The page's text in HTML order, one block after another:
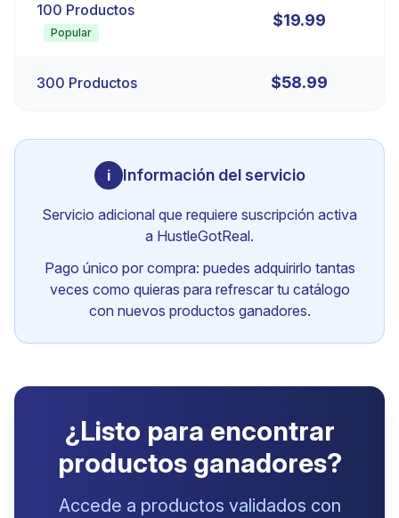
100 Productos
Popular
$19.99
300 Productos $58.99
i Información del servicio
Servicio adicional que requiere suscripción activa
a HustleGotReal.
Pago único por compra: puedes adquirirlo tantas
veces como quieras para refrescar tu catálogo
con nuevos productos ganadores.
¿Listo para encontrar
productos ganadores?
Accede a productos validados con